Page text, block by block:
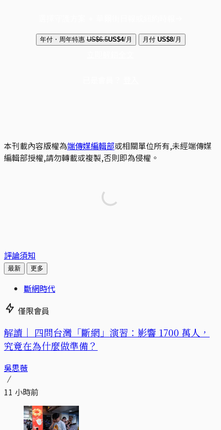
年付・周年特惠 US$6.5US$4/月 月付 US$8/月
本刊載內容版權為端傳媒編輯部或相關單位所有,未經端傳媒
編輯部授權,請勿轉載或複製,否則即為侵權。
評論須知
最新 更多
斷網時代
僅限會員
解讀｜ 四問台灣「斷網」演習：影響 1700 萬人，
究竟在為什麼做準備？
吳思薇
11 小時前